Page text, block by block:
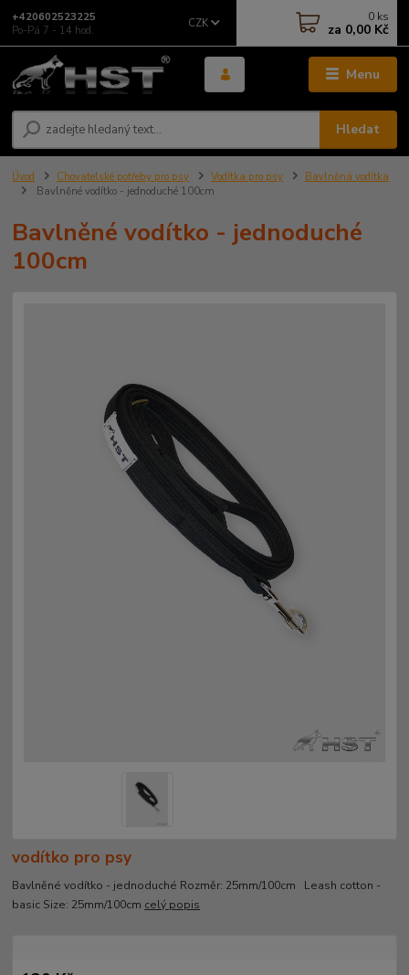
Menu
CZK
Hledat
+420602523225
Po-Pá 7 - 14 hod.
0 ks
za 0,00 Kč
Úvod Chovatelské potřeby pro psy Vodítka pro psy
Bavlněná vodítka
Bavlněné vodítko - jednoduché 100cm
Bavlněné vodítko - jednoduché
100cm
vodítko pro psy
Bavlněné vodítko - jednoduché Rozměr: 25mm/100cm Leash cotton -
basic Size: 25mm/100cm celý popis